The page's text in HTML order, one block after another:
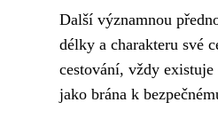
Další významnou
délky a charakteru své
cestování, vždy
jako brána k